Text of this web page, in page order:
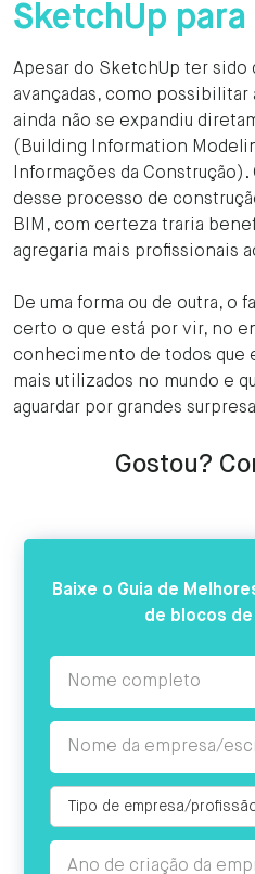
SketchUp
Apesar do SketchUp ter sido
avançadas, como possibilitar
ainda não se expandiu
(Building Information
Informações da
desse processo de
BIM, com certeza traria
agregaria mais profissionais
De uma forma ou de outra, o
certo o que está por vir, no
conhecimento de todos que
mais utilizados no mundo e
aguardar por grandes
Gostou?
Baixe o Guia de
de blocos